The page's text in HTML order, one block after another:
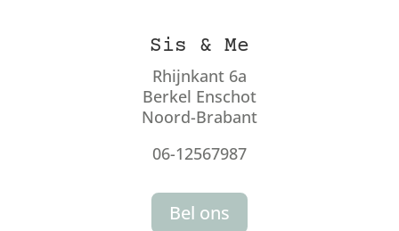
Sis & Me
Rhijnkant 6a
Berkel Enschot
Noord-Brabant
06-12567987
Bel ons